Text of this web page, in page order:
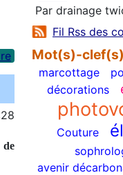
Par drainage
Fil Rss des
Mot(s)-
marcottage
décorations
Couture
avenir